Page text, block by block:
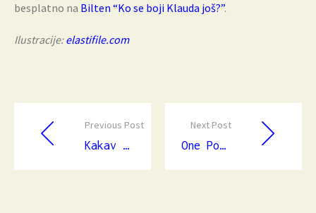
besplatno na Bilten “Ko se boji Klauda još?”.
Ilustracije:elastifile.com
Previous Post
Kakav deda takav unuk — Mainframe i Cloud računarstvo
Next Post
One Portal to rule them all